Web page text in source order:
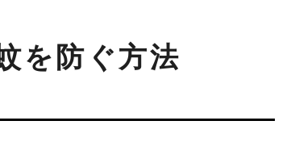
を防ぐ方法